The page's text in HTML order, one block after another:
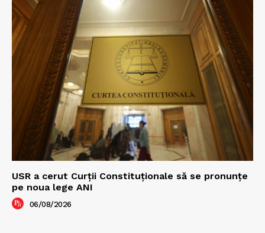
USR a cerut Curții Constituționale să se pronunțe
pe noua lege ANI
06/08/2026